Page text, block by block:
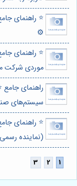
⚙️
⭐️ راهنمای
موردی شرکت
راهنمای جامع
سیستم‌های
(نماینده